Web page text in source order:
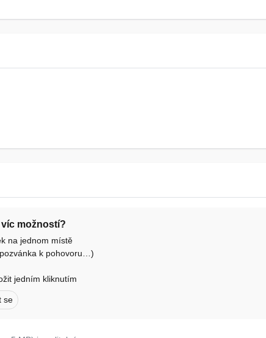
víc možností?
na jednom místě
k pohovoru…)
jedním kliknutím
se